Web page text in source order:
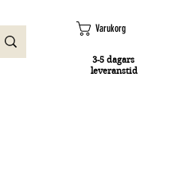
Varukorg
3-5 dagars
leveranstid